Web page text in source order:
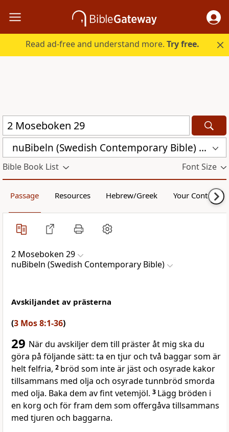
Read ad-free and understand more.Try free.
nuBibeln (Swedish Contemporary Bible) (NUB)
Bible Book List Font Size
Passage Resources Hebrew/Greek Your Content
2 Moseboken 29
nuBibeln (Swedish Contemporary Bible)
Avskiljandet av prästerna
(3 Mos 8:1-36)
29 När du avskiljer dem till präster åt mig ska du
göra på följande sätt: ta en tjur och två baggar som är
helt felfria, 2 bröd som inte är jäst och osyrade kakor
tillsammans med olja och osyrade tunnbröd smorda
med olja. Baka dem av fint vetemjöl. 3 Lägg bröden i
en korg och för fram dem som offergåva tillsammans
med tjuren och baggarna.